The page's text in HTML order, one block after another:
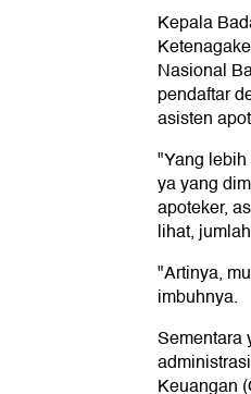
Kepala
Nasional
pendaftar
asisten
"Yang
ya yang
apoteker,
lihat,
"Artinya,
imbuhnya.
Sementara
Keuangan